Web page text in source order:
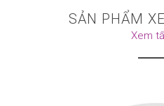
SẢN PHẨM
Xem